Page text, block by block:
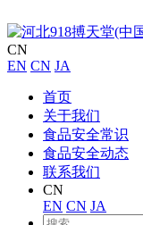
CN
EN CN JA
首页
关于我们
食品安全常识
食品安全动态
联系我们
CN
EN CN JA